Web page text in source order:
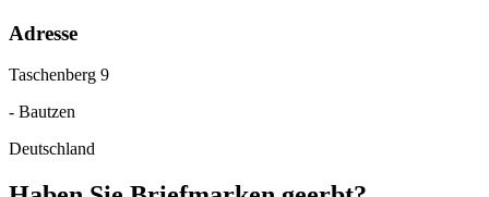
Adresse
Taschenberg 9
- Bautzen
Deutschland